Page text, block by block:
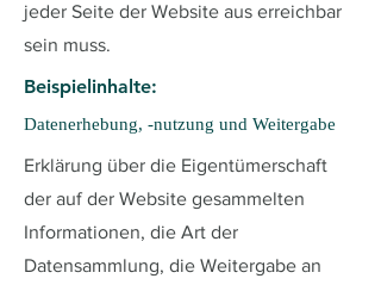
jeder Seite der Website aus erreichbar
sein muss.
Beispielinhalte:
Datenerhebung, -nutzung und Weitergabe
Erklärung über die Eigentümerschaft
der auf der Website gesammelten
Informationen, die Art der
Datensammlung, die Weitergabe an